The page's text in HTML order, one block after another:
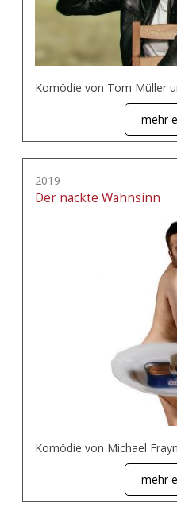
Komödie von Tom Müller
mehr
2019
Der nackte Wahnsinn
Komödie von Michael Frayn
mehr